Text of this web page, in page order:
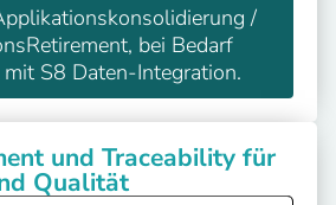
/
bei Bedarf
S8 Daten-Integration.
und Traceability für
Qualität